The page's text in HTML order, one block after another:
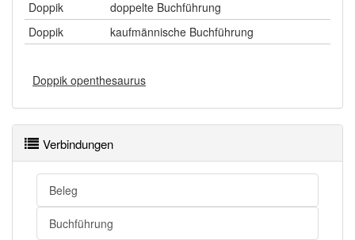
Doppik
doppelte Buchführung
Doppik
kaufmännische Buchführung
Doppik openthesaurus
Verbindungen
Beleg
Buchführung